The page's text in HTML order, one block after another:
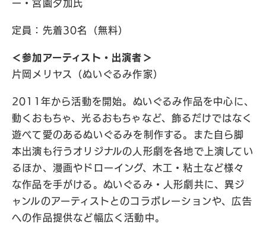
ー・宮園夕加氏
定員：先着30名（無料）
＜参加アーティスト・出演者＞
片岡メリヤス（ぬいぐるみ作家）
2011年から活動を開始。ぬいぐるみ作品を中心に、
動くおもちゃ、光るおもちゃなど、飾るだけではなく
遊べて愛のあるぬいぐるみを制作する。また自ら脚
本出演も行うオリジナルの人形劇を各地で上演してい
るほか、漫画やドローイング、木工・粘土など様々
な作品を手がける。ぬいぐるみ・人形劇共に、異ジ
ャンルのアーティストとのコラボレーションや、広告
への作品提供など幅広く活動中。